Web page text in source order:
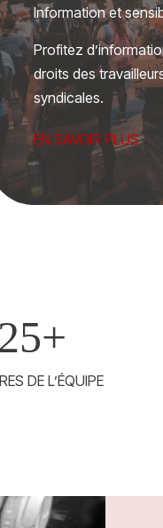
Information et
Profitez
droits des
syndicales.
EN SAVOIR PLUS
25+
DE L’ÉQUIPE